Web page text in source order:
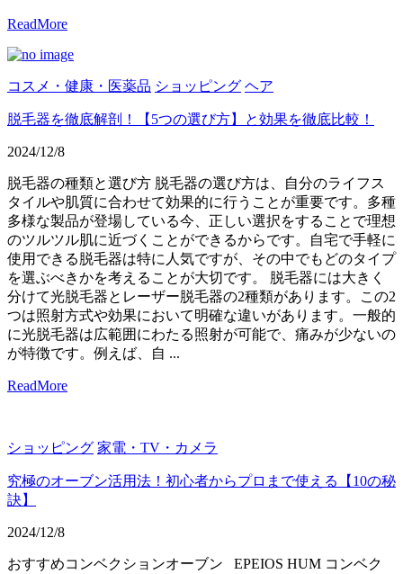
ReadMore
コスメ・健康・医薬品 ショッピング ヘア
脱毛器を徹底解剖！【5つの選び方】と効果を徹底比較！
2024/12/8
脱毛器の種類と選び方 脱毛器の選び方は、自分のライフス
タイルや肌質に合わせて効果的に行うことが重要です。多種
多様な製品が登場している今、正しい選択をすることで理想
のツルツル肌に近づくことができるからです。自宅で手軽に
使用できる脱毛器は特に人気ですが、その中でもどのタイプ
を選ぶべきかを考えることが大切です。 脱毛器には大きく
分けて光脱毛器とレーザー脱毛器の2種類があります。この2
つは照射方式や効果において明確な違いがあります。一般的
に光脱毛器は広範囲にわたる照射が可能で、痛みが少ないの
が特徴です。例えば、自 ...
ReadMore
ショッピング 家電・TV・カメラ
究極のオーブン活用法！初心者からプロまで使える【10の秘
訣】
2024/12/8
おすすめコンベクションオーブン EPEIOS HUM コンベク